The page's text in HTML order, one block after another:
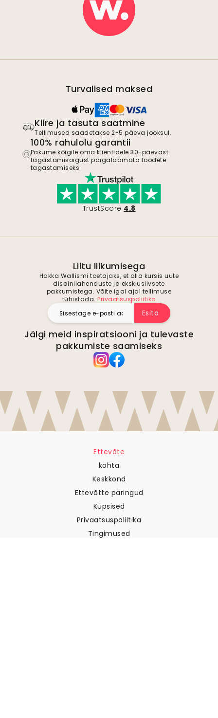
Turvalised maksed
Kiire ja tasuta saatmine
Tellimused saadetakse 2-5 päeva jooksul.
100% rahulolu garantii
Pakume kõigile oma klientidele 30-päevast
tagastamisõigust paigaldamata toodete
tagastamiseks.
TrustScore 4.8
Liitu liikumisega
Hakka Wallismi toetajaks, et olla kursis uute
disainilahenduste ja eksklusiivsete
pakkumistega. Võite igal ajal tellimuse
tühistada. Privaatsuspoliitika
Esita
Jälgi meid inspiratsiooni ja tulevaste
pakkumiste saamiseks
Ettevõte
kohta
Keskkond
Ettevõtte päringud
Küpsised
Privaatsuspoliitika
Tingimused